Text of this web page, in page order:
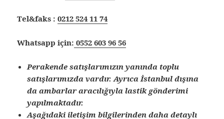
Tel&faks :0212 524 11 74
Whatsapp için: 0552 603 96 56
Perakende satışlarımızın yanında toplu
satışlarımızda vardır. Ayrıca İstanbul dışına
da ambarlar aracılığıyla lastik gönderimi
yapılmaktadır.
Aşağıdaki iletişim bilgilerinden daha detaylı